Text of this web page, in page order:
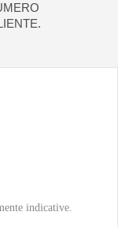
indicative.